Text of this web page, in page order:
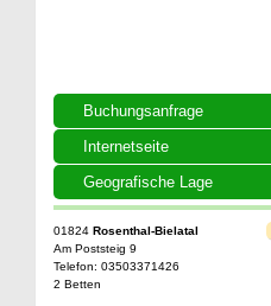
Buchungsanfrage
Internetseite
Geografische Lage
01824 Rosenthal-Bielatal
Am Poststeig 9
Telefon: 03503371426
2 Betten